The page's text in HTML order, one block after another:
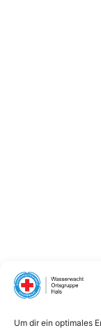
Um dir ein optimales